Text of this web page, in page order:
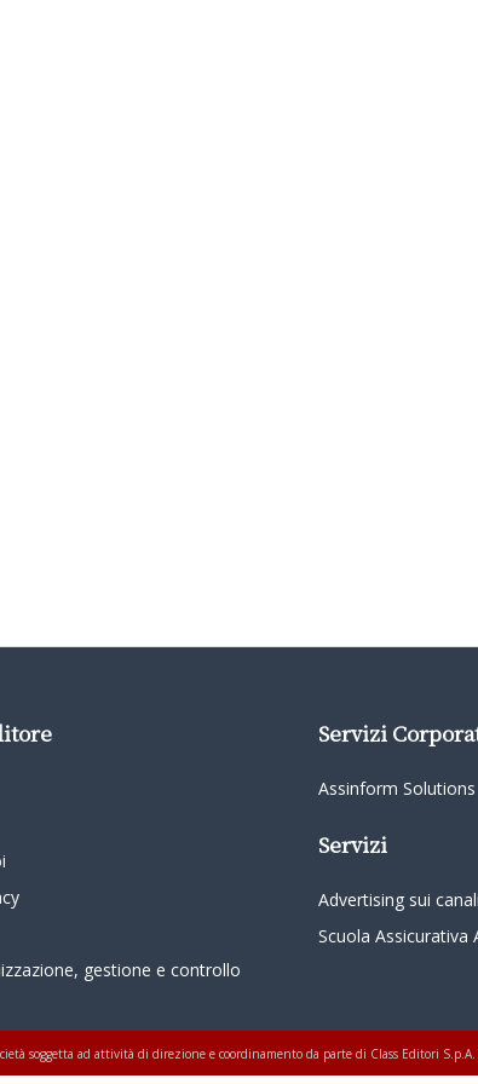
gestione e controllo
Servizi
Assinform Solutions
Servizi
Advertising sui
Scuola Assicurativa
soggetta ad attività di direzione e coordinamento da parte di Class Editori